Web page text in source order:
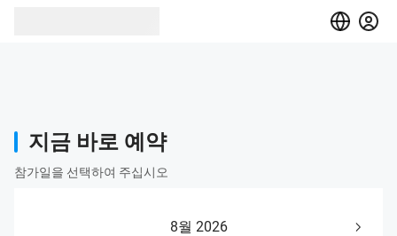
지금 바로 예약
참가일을 선택하여 주십시오
8월 2026